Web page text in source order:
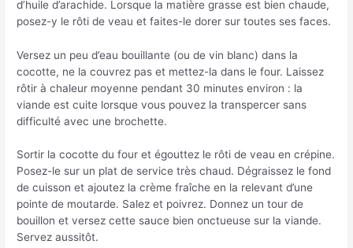
d’huile d’arachide. Lorsque la matière grasse est bien chaude,
posez-y le rôti de veau et faites-le dorer sur toutes ses faces.
Versez un peu d’eau bouillante (ou de vin blanc) dans la
cocotte, ne la couvrez pas et mettez-la dans le four. Laissez
rôtir à chaleur moyenne pendant 30 minutes environ : la
viande est cuite lorsque vous pouvez la transpercer sans
difficulté avec une brochette.
Sortir la cocotte du four et égouttez le rôti de veau en crépine.
Posez-le sur un plat de service très chaud. Dégraissez le fond
de cuisson et ajoutez la crème fraîche en la relevant d’une
pointe de moutarde. Salez et poivrez. Donnez un tour de
bouillon et versez cette sauce bien onctueuse sur la viande.
Servez aussitôt.